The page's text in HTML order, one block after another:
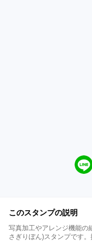
このスタンプの説明
写真加工やアレンジ機能の
さぎりぼん)スタンプです